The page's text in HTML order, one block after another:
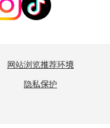
网站浏览推荐环境
隐私保护